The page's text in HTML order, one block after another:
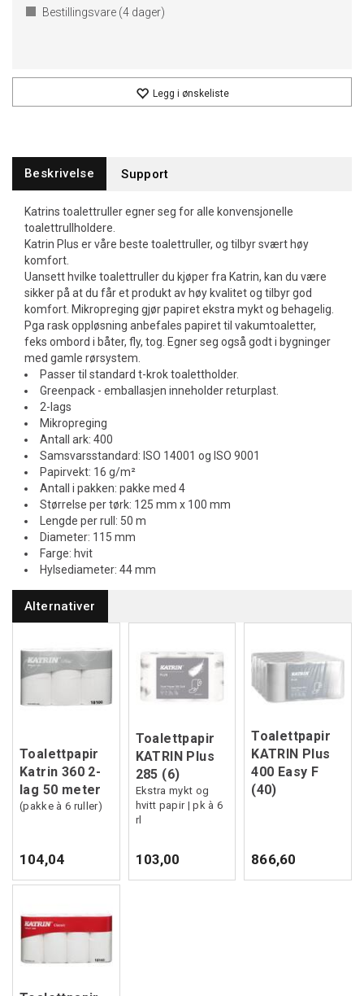
Bestillingsvare (4 dager)
Legg i ønskeliste
Beskrivelse Support
Katrins toalettruller egner seg for alle konvensjonelle
toalettrullholdere.
Katrin Plus er våre beste toalettruller, og tilbyr svært høy
komfort.
Uansett hvilke toalettruller du kjøper fra Katrin, kan du være
sikker på at du får et produkt av høy kvalitet og tilbyr god
komfort. Mikropreging gjør papiret ekstra mykt og behagelig.
Pga rask oppløsning anbefales papiret til vakumtoaletter,
feks ombord i båter, fly, tog. Egner seg også godt i bygninger
med gamle rørsystem.
Passer til standard t-krok toalettholder.
Greenpack - emballasjen inneholder returplast.
2-lags
Mikropreging
Antall ark: 400
Samsvarsstandard: ISO 14001 og ISO 9001
Papirvekt: 16 g/m²
Antall i pakken: pakke med 4
Størrelse per tørk: 125 mm x 100 mm
Lengde per rull: 50 m
Diameter: 115 mm
Farge: hvit
Hylsediameter: 44 mm
Alternativer
Toalettpapir
Katrin 360 2-
lag 50 meter
(pakke à 6 ruller)
104,04
Toalettpapir
KATRIN Plus
285 (6)
Ekstra mykt og
hvitt papir | pk à 6
rl
103,00
Toalettpapir
KATRIN Plus
400 Easy F
(40)
866,60